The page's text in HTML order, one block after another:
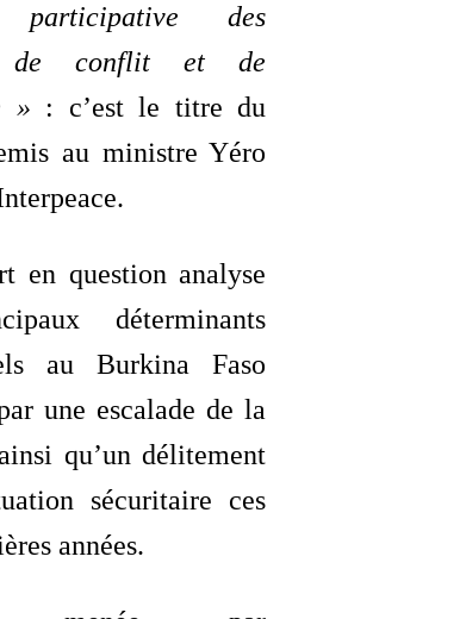
participative des
de conflit et de
» : c’est le titre du
au ministre Yéro
en question analyse
déterminants
au Burkina Faso
une escalade de la
qu’un délitement
sécuritaire ces
années.